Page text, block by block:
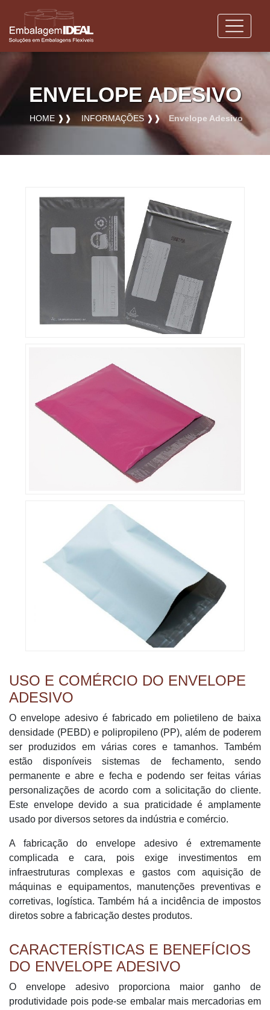
ENVELOPE ADESIVO
HOME ❱❱ INFORMAÇÕES ❱❱ Envelope Adesivo
USO E COMÉRCIO DO ENVELOPE
ADESIVO
O envelope adesivo é fabricado em polietileno de baixa
densidade (PEBD) e polipropileno (PP), além de poderem
ser produzidos em várias cores e tamanhos. Também
estão disponíveis sistemas de fechamento, sendo
permanente e abre e fecha e podendo ser feitas várias
personalizações de acordo com a solicitação do cliente.
Este envelope devido a sua praticidade é amplamente
usado por diversos setores da indústria e comércio.
A fabricação do envelope adesivo é extremamente
complicada e cara, pois exige investimentos em
infraestruturas complexas e gastos com aquisição de
máquinas e equipamentos, manutenções preventivas e
corretivas, logística. Também há a incidência de impostos
diretos sobre a fabricação destes produtos.
CARACTERÍSTICAS E BENEFÍCIOS
DO ENVELOPE ADESIVO
O envelope adesivo proporciona maior ganho de
produtividade pois pode-se embalar mais mercadorias em